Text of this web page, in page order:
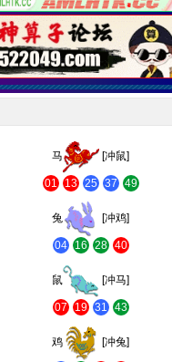
马 [冲鼠]
01 13 25 37 49
兔 [冲鸡]
04 16 28 40
鼠 [冲马]
07 19 31 43
鸡 [冲兔]